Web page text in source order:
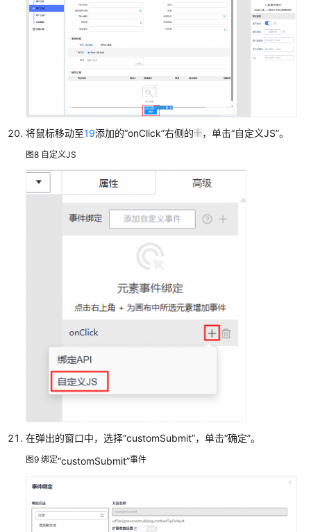
的
运
行
服
流
程
运
监
管
理
将鼠标移动至19添加的“onClick”右侧的 ，单击“自定义JS”。
图8 自定义JS
在弹出的窗口中，选择“customSubmit”，单击“确定”。
图9 绑定“customSubmit”事件